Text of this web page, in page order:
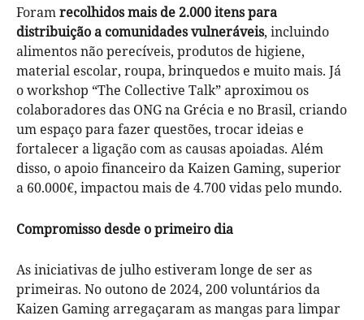
Foramrecolhidos mais de 2.000 itens para
distribuição a comunidades vulneráveis, incluindo
alimentos não perecíveis, produtos de higiene,
material escolar, roupa, brinquedos e muito mais. Já
o workshop “The Collective Talk” aproximou os
colaboradores das ONG na Grécia e no Brasil, criando
um espaço para fazer questões, trocar ideias e
fortalecer a ligação com as causas apoiadas. Além
disso, o apoio financeiro da Kaizen Gaming, superior
a 60.000€, impactou mais de 4.700 vidas pelo mundo.
Compromisso desde o primeiro dia
As iniciativas de julho estiveram longe de ser as
primeiras. No outono de 2024, 200 voluntários da
Kaizen Gaming arregaçaram as mangas para limpar